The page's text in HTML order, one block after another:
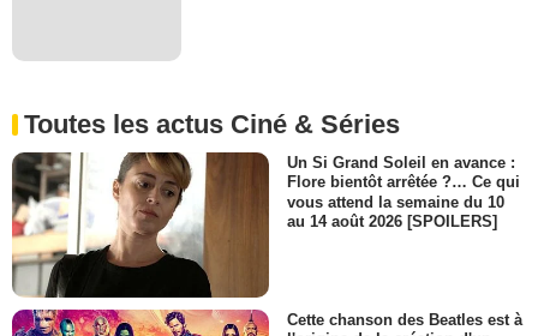
Toutes les actus Ciné & Séries
Un Si Grand Soleil en avance :
Flore bientôt arrêtée ?… Ce qui
vous attend la semaine du 10
au 14 août 2026 [SPOILERS]
Cette chanson des Beatles est à